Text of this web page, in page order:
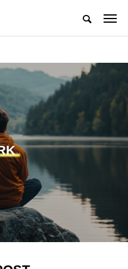
WELL-BEING
免疫力が高い人の習慣